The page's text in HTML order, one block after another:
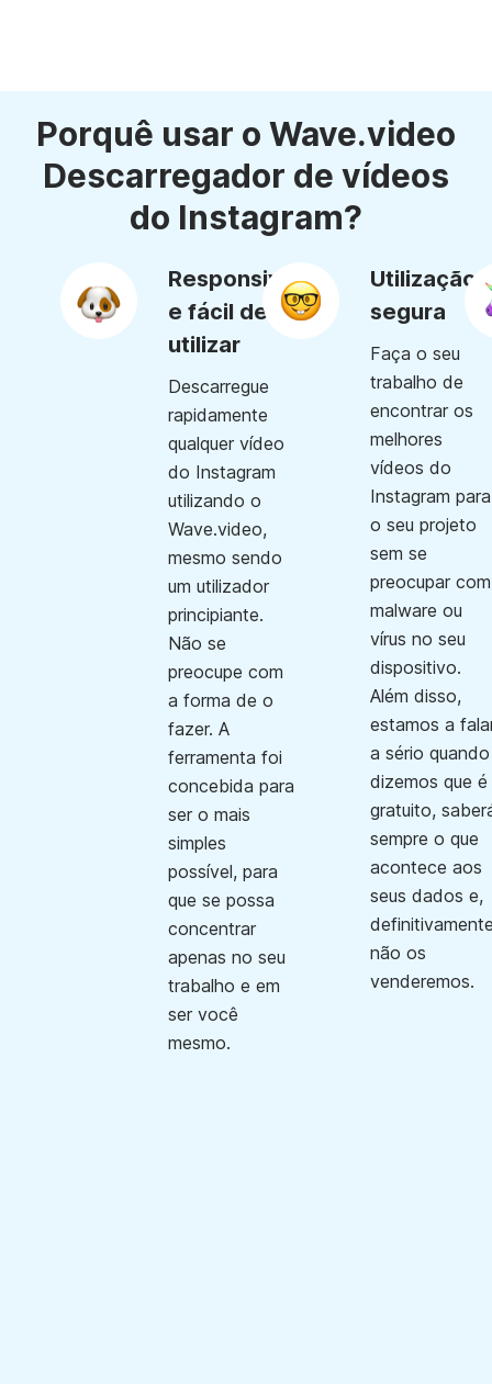
Porquê usar o Wave.video
Descarregador de vídeos
do Instagram?
Responsivo
e fácil de
utilizar
Descarregue
rapidamente
qualquer vídeo
do Instagram
utilizando o
Wave.video,
mesmo sendo
um utilizador
principiante.
Não se
preocupe com
a forma de o
fazer. A
ferramenta foi
concebida para
ser o mais
simples
possível, para
que se possa
concentrar
apenas no seu
trabalho e em
ser você
mesmo.
Utilização
segura
Faça o seu
trabalho de
encontrar os
melhores
vídeos do
Instagram para
o seu projeto
sem se
preocupar com
malware ou
vírus no seu
dispositivo.
Além disso,
estamos a
a sério quando
dizemos que é
gratuito,
sempre o que
acontece aos
seus dados e,
não os
venderemos.